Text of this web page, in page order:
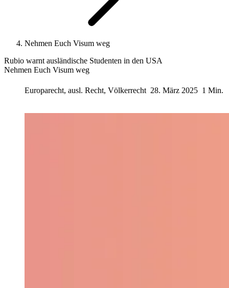
Nehmen Euch Visum weg
Rubio warnt ausländische Studenten in den USA
Nehmen Euch Visum weg
Europarecht, ausl. Recht, Völkerrecht 28. März 2025 1 Min.